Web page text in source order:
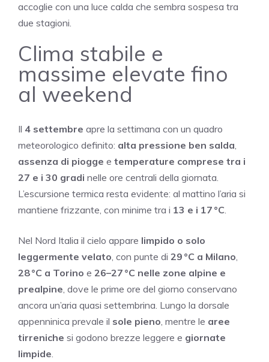
accoglie con una luce calda che sembra sospesa tra
due stagioni.
Clima stabile e
massime elevate fino
al weekend
Il 4 settembre apre la settimana con un quadro
meteorologico definito: alta pressione ben salda,
assenza di piogge e temperature comprese tra i
27 e i 30 gradi nelle ore centrali della giornata.
L’escursione termica resta evidente: al mattino l’aria si
mantiene frizzante, con minime tra i 13 e i 17 °C.
Nel Nord Italia il cielo appare limpido o solo
leggermente velato, con punte di 29 °C a Milano,
28 °C a Torino e 26–27 °C nelle zone alpine e
prealpine, dove le prime ore del giorno conservano
ancora un’aria quasi settembrina. Lungo la dorsale
appenninica prevale il sole pieno, mentre le aree
tirreniche si godono brezze leggere e giornate
limpide.